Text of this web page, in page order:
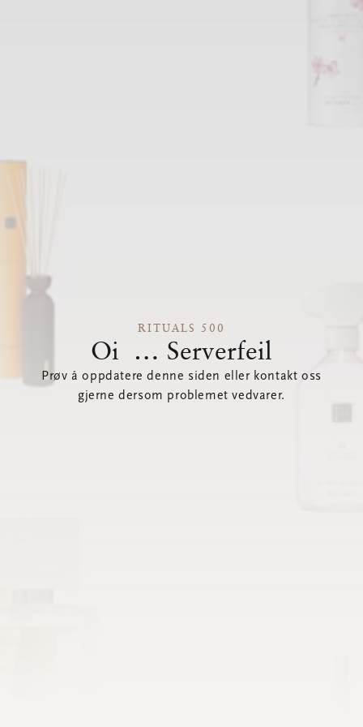
RITUALS 500
Oi … Serverfeil
Prøv å oppdatere denne siden eller kontakt oss
gjerne dersom problemet vedvarer.